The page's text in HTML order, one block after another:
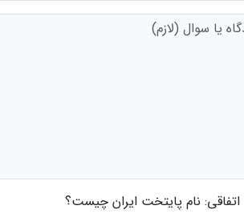
نام پایتخت ایران چیست؟